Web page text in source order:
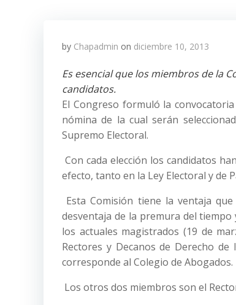
by Chapadmin on diciembre 10, 2013
Es esencial que los miembros de la
candidatos.
El Congreso formuló la
nómina de la cual serán
Supremo Electoral.
Con cada elección los candidatos
efecto, tanto en la Ley Electoral y de
Esta Comisión tiene la ventaja
desventaja de la premura del
los actuales magistrados (19 de
Rectores y Decanos de Derecho
corresponde al Colegio de Abogados.
Los otros dos miembros son el